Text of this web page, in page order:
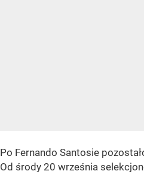
Po Fernando Santosie
Od środy 20 września